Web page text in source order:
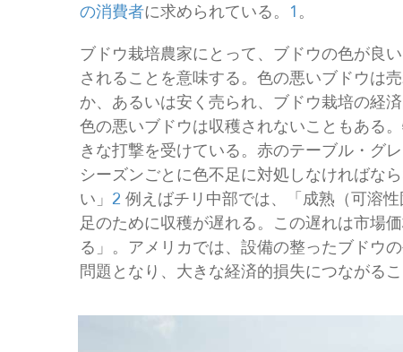
の消費者に求められている。 1 。
ブドウ栽培農家にとって、ブドウの色が良
されることを意味する。色の悪いブドウは
か、あるいは安く売られ、ブドウ栽培の経
色の悪いブドウは収穫されないこともある
きな打撃を受けている。赤のテーブル・グ
シーズンごとに色不足に対処しなければな
い」 2 例えばチリ中部では、「成熟（可溶
足のために収穫が遅れる。この遅れは市場
る」。アメリカでは、設備の整ったブドウ
問題となり、大きな経済的損失につながるこ